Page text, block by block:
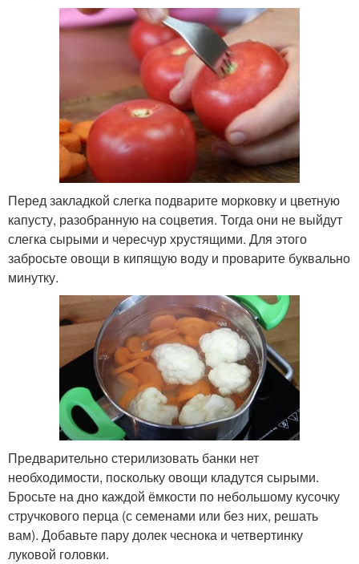
Перед закладкой слегка подварите морковку и цветную
капусту, разобранную на соцветия. Тогда они не выйдут
слегка сырыми и чересчур хрустящими. Для этого
забросьте овощи в кипящую воду и проварите буквально
минутку.
Предварительно стерилизовать банки нет
необходимости, поскольку овощи кладутся сырыми.
Бросьте на дно каждой ёмкости по небольшому кусочку
стручкового перца (с семенами или без них, решать
вам). Добавьте пару долек чеснока и четвертинку
луковой головки.